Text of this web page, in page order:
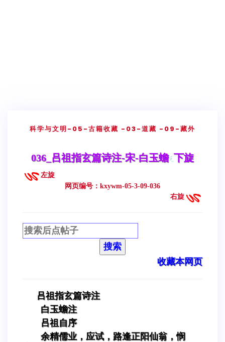
科学与文明-05-古籍收藏 -03-道藏 -09-藏外
036_吕祖指玄篇诗注-宋-白玉蟾 下旋
左旋
网页编号：kxywm-05-3-09-036
右旋
搜索
收藏本网页
吕祖指玄篇诗注
白玉蟾注
吕祖自序
余精儒业，应试，路逢正阳仙翁，悯